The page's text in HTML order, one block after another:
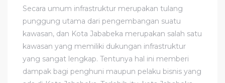
Secara umum infrastruktur merupakan tulang
punggung utama dari pengembangan suatu
kawasan, dan Kota Jababeka merupakan salah satu
kawasan yang memiliki dukungan infrastruktur
yang sangat lengkap. Tentunya hal ini memberi
dampak bagi penghuni maupun pelaku bisnis yang